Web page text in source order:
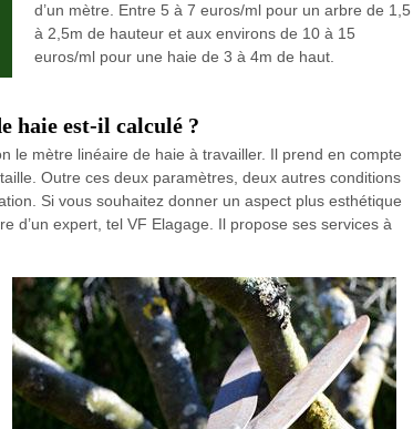
d’un mètre. Entre 5 à 7 euros/ml pour un arbre de 1,5
à 2,5m de hauteur et aux environs de 10 à 15
euros/ml pour une haie de 3 à 4m de haut.
haie est-il calculé ?
le mètre linéaire de haie à travailler. Il prend en compte
Outre ces deux paramètres, deux autres conditions
Si vous souhaitez donner un aspect plus esthétique
d’un expert, tel VF Elagage. Il propose ses services à